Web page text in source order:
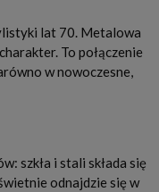
lat 70. Metalowa
To połączenie
w nowoczesne,
szkła i stali składa się
odnajdzie się w